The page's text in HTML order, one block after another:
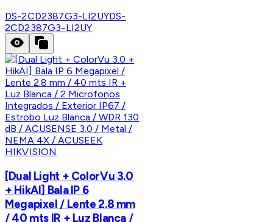
DS-2CD2387G3-LI2UYDS-
2CD2387G3-LI2UY
HIKVISION
[Dual Light + ColorVu 3.0
+ HikAI] Bala IP 6
Megapixel / Lente 2.8 mm
/ 40 mts IR + Luz Blanca /